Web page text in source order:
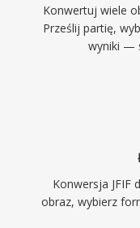
Konwertuj wiele
Prześlij partię,
wyniki —
Konwersja JFIF
obraz, wybierz